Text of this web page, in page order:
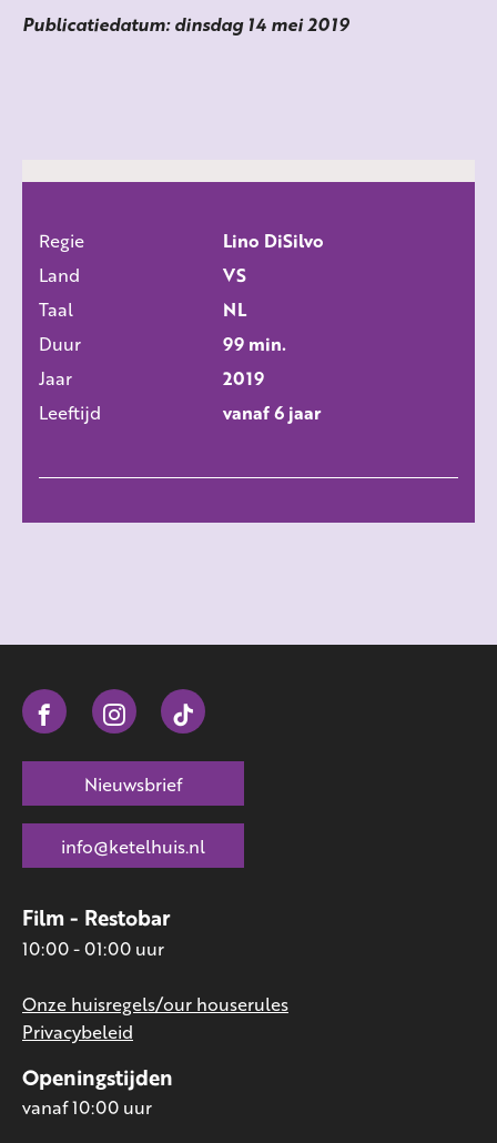
Publicatiedatum: dinsdag 14 mei 2019
Regie
Lino DiSilvo
Land
VS
Taal
NL
Duur
99 min.
Jaar
2019
Leeftijd
vanaf 6 jaar
Openingstijden
vanaf 10:00 uur
Film - Restobar
10:00 - 01:00 uur
Onze huisregels/our houserules
Privacybeleid
Nieuwsbrief
info@ketelhuis.nl